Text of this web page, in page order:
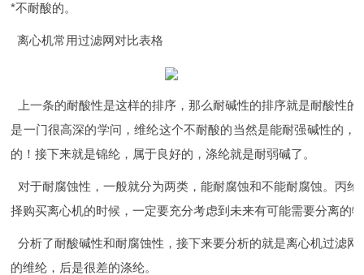
*不耐酸的。
离心机常用过滤网对比表格
上一条的耐酸性是这样的排序，那么耐碱性的排序就是耐酸性
是一门很高深的学问，维纶这个不耐酸的当然是能耐强碱性的
的！接下来就是锦纶，属于良好的，涤纶就是耐弱碱了。
对于耐腐蚀性，一般就分为两类，能耐腐蚀和不能耐腐蚀。丙
择购买离心机的时候，一定要充分考虑到未来有可能需要分离的
分析了耐酸碱性和耐腐蚀性，接下来要分析的就是离心机过滤
的维纶，后是很差的涤纶。